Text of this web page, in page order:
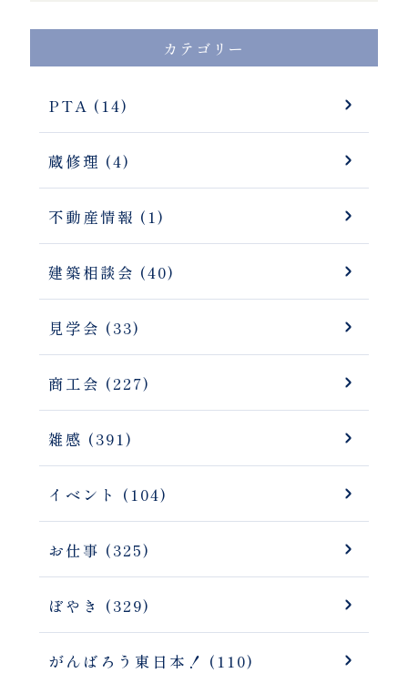
カテゴリー
PTA (14)
蔵修理 (4)
不動産情報 (1)
建築相談会 (40)
見学会 (33)
商工会 (227)
雑感 (391)
イベント (104)
お仕事 (325)
ぼやき (329)
がんばろう東日本！ (110)